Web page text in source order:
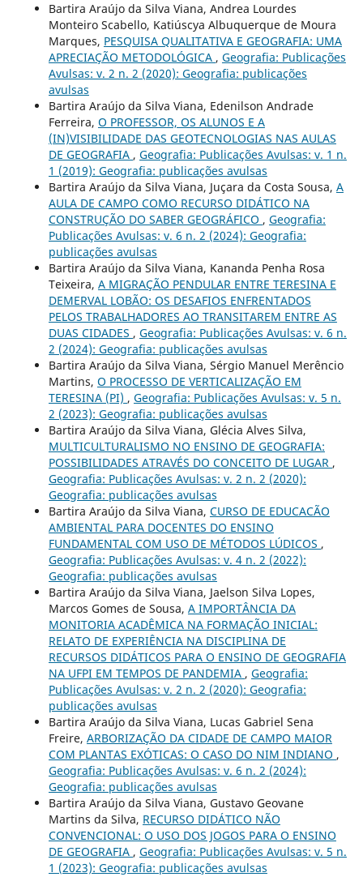
Bartira Araújo da Silva Viana, Andrea Lourdes
Monteiro Scabello, Katiúscya Albuquerque de Moura
Marques, PESQUISA QUALITATIVA E GEOGRAFIA: UMA
APRECIAÇÃO METODOLÓGICA , Geografia: Publicações
Avulsas: v. 2 n. 2 (2020): Geografia: publicações
avulsas
Bartira Araújo da Silva Viana, Edenilson Andrade
Ferreira, O PROFESSOR, OS ALUNOS E A
(IN)VISIBILIDADE DAS GEOTECNOLOGIAS NAS AULAS
DE GEOGRAFIA , Geografia: Publicações Avulsas: v. 1 n.
1 (2019): Geografia: publicações avulsas
Bartira Araújo da Silva Viana, Juçara da Costa Sousa, A
AULA DE CAMPO COMO RECURSO DIDÁTICO NA
CONSTRUÇÃO DO SABER GEOGRÁFICO , Geografia:
Publicações Avulsas: v. 6 n. 2 (2024): Geografia:
publicações avulsas
Bartira Araújo da Silva Viana, Kananda Penha Rosa
Teixeira, A MIGRAÇÃO PENDULAR ENTRE TERESINA E
DEMERVAL LOBÃO: OS DESAFIOS ENFRENTADOS
PELOS TRABALHADORES AO TRANSITAREM ENTRE AS
DUAS CIDADES , Geografia: Publicações Avulsas: v. 6 n.
2 (2024): Geografia: publicações avulsas
Bartira Araújo da Silva Viana, Sérgio Manuel Merêncio
Martins, O PROCESSO DE VERTICALIZAÇÃO EM
TERESINA (PI) , Geografia: Publicações Avulsas: v. 5 n.
2 (2023): Geografia: publicações avulsas
Bartira Araújo da Silva Viana, Glécia Alves Silva,
MULTICULTURALISMO NO ENSINO DE GEOGRAFIA:
POSSIBILIDADES ATRAVÉS DO CONCEITO DE LUGAR ,
Geografia: Publicações Avulsas: v. 2 n. 2 (2020):
Geografia: publicações avulsas
Bartira Araújo da Silva Viana, CURSO DE EDUCACÃO
AMBIENTAL PARA DOCENTES DO ENSINO
FUNDAMENTAL COM USO DE MÉTODOS LÚDICOS ,
Geografia: Publicações Avulsas: v. 4 n. 2 (2022):
Geografia: publicações avulsas
Bartira Araújo da Silva Viana, Jaelson Silva Lopes,
Marcos Gomes de Sousa, A IMPORTÂNCIA DA
MONITORIA ACADÊMICA NA FORMAÇÃO INICIAL:
RELATO DE EXPERIÊNCIA NA DISCIPLINA DE
RECURSOS DIDÁTICOS PARA O ENSINO DE GEOGRAFIA
NA UFPI EM TEMPOS DE PANDEMIA , Geografia:
Publicações Avulsas: v. 2 n. 2 (2020): Geografia:
publicações avulsas
Bartira Araújo da Silva Viana, Lucas Gabriel Sena
Freire, ARBORIZAÇÃO DA CIDADE DE CAMPO MAIOR
COM PLANTAS EXÓTICAS: O CASO DO NIM INDIANO ,
Geografia: Publicações Avulsas: v. 6 n. 2 (2024):
Geografia: publicações avulsas
Bartira Araújo da Silva Viana, Gustavo Geovane
Martins da Silva, RECURSO DIDÁTICO NÃO
CONVENCIONAL: O USO DOS JOGOS PARA O ENSINO
DE GEOGRAFIA , Geografia: Publicações Avulsas: v. 5 n.
1 (2023): Geografia: publicações avulsas